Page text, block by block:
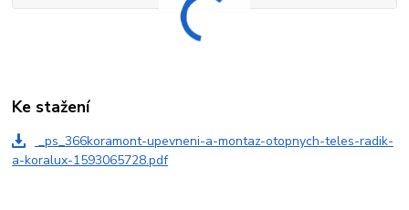
Ke stažení
_ps_366koramont-upevneni-a-montaz-otopnych-teles-radik-
a-koralux-1593065728.pdf